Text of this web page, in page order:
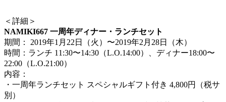
＜詳細＞
NAMIKI667 一周年ディナー・ランチセット
期間： 2019年1月22日（火）〜2019年2月28日（木）
時間：ランチ 11:30〜14:30（L.O.14:00）、ディナー18:00〜
22:00（L.O.21:00）
内容：
・一周年ランチセット スペシャルギフト付き 4,800円（税サ
別）